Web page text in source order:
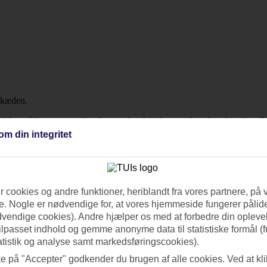
naturoplevelser og landskaber med nationalparker.
og med et liftkort får du adgang til bakkerne i
barer, restauranter og museer.
opdagede varme kilder i området. I dag er byen fyldt
Lake Louise. Alle tilbyder pister af varierende længder og
terræn. Gratis skibusser kører regelmæssigt til Sunshine Village
din integritet
cookies og andre funktioner, heriblandt fra vores partnere, på
Nogle er nødvendige for, at vores hjemmeside fungerer
cookies). Andre hjælper os med at forbedre din
indhold og gemme anonyme data til statistiske formål
og analyse samt markedsføringscookies).
på "Accepter" godkender du brugen af alle cookies. Ved at